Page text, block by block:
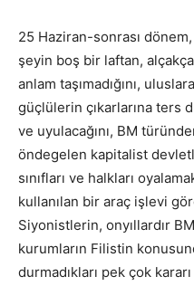
25 Haziran-sonrası
şeyin boş bir laftan,
anlam taşımadığını,
güçlülerin çıkarlarına ters
ve uyulacağını, BM
öndegelen kapitalist
sınıfları ve halkları
kullanılan bir araç işlevi
Siyonistlerin, onyıllardır
kurumların Filistin
durmadıkları pek çok